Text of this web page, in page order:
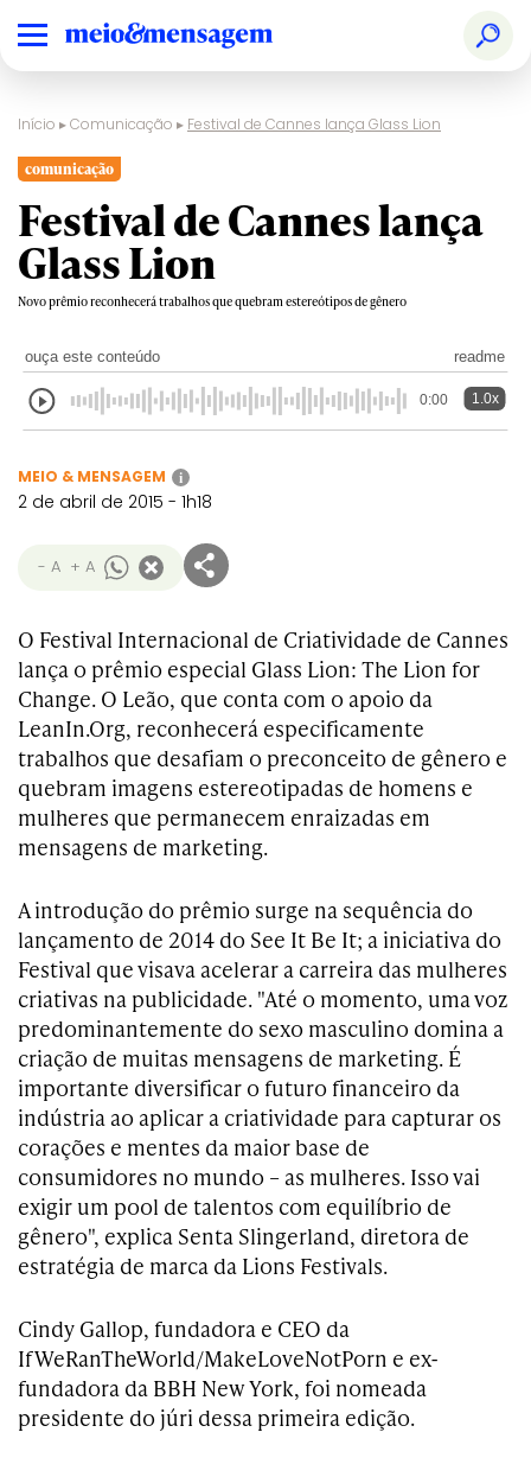
Início ▸Comunicação ▸ Festival de Cannes lança Glass Lion
comunicação
Festival de Cannes lança
Glass Lion
Novo prêmio reconhecerá trabalhos que quebram estereótipos de gênero
ouça este conteúdo readme
0:00 1.0x
MEIO & MENSAGEM i
2 de abril de 2015 - 1h18
- A + A
O Festival Internacional de Criatividade de Cannes
lança o prêmio especial Glass Lion: The Lion for
Change. O Leão, que conta com o apoio da
LeanIn.Org, reconhecerá especificamente
trabalhos que desafiam o preconceito de gênero e
quebram imagens estereotipadas de homens e
mulheres que permanecem enraizadas em
mensagens de marketing.
A introdução do prêmio surge na sequência do
lançamento de 2014 do See It Be It; a iniciativa do
Festival que visava acelerar a carreira das mulheres
criativas na publicidade. "Até o momento, uma voz
predominantemente do sexo masculino domina a
criação de muitas mensagens de marketing. É
importante diversificar o futuro financeiro da
indústria ao aplicar a criatividade para capturar os
corações e mentes da maior base de
consumidores no mundo – as mulheres. Isso vai
exigir um pool de talentos com equilíbrio de
gênero", explica Senta Slingerland, diretora de
estratégia de marca da Lions Festivals.
Cindy Gallop, fundadora e CEO da
IfWeRanTheWorld/MakeLoveNotPorn e ex-
fundadora da BBH New York, foi nomeada
presidente do júri dessa primeira edição.